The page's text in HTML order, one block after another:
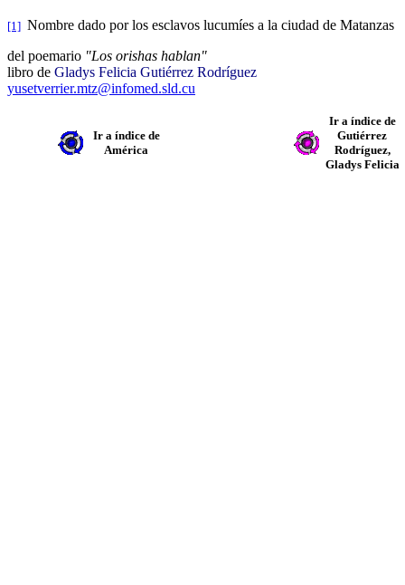
[1] Nombre dado por los esclavos lucumíes a la ciudad de Matanzas
del poemario "Los orishas hablan"
libro de Gladys Felicia Gutiérrez Rodríguez
yusetverrier.mtz@infomed.sld.cu
Ir a índice de
América
Ir a índice de
Gutiérrez
Rodríguez,
Gladys Felicia